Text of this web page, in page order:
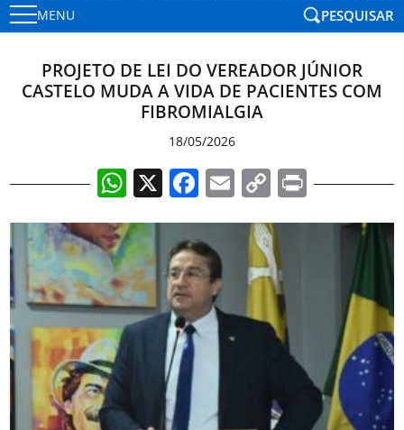
MENU PESQUISAR
PROJETO DE LEI DO VEREADOR JÚNIOR
CASTELO MUDA A VIDA DE PACIENTES COM
FIBROMIALGIA
18/05/2026
WhatsApp
X Facebook
EmailCopyPrint